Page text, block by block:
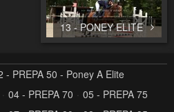
13 - PONEY ELITE
- PREPA 50 - Poney A Elite
04 - PREPA 70
05 - PREPA 75